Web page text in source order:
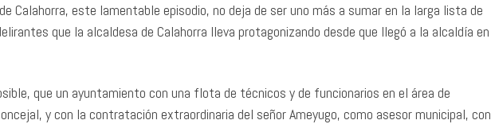
Calahorra, este lamentable episodio, no deja de ser uno más a sumar en la larga lista de
que la alcaldesa de Calahorra lleva protagonizando desde que llegó a la alcaldía en
que un ayuntamiento con una flota de técnicos y de funcionarios en el área de
y con la contratación extraordinaria del señor Ameyugo, como asesor municipal, con